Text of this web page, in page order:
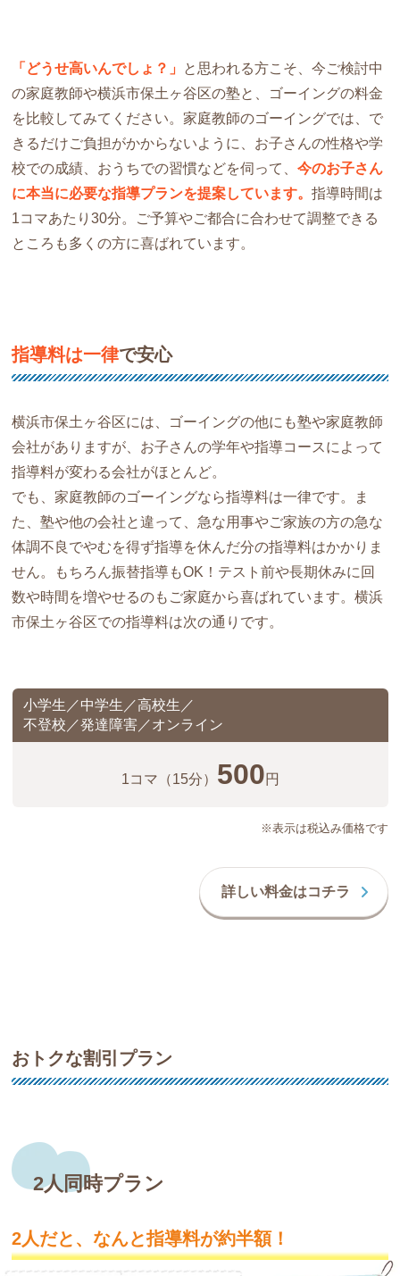
「どうせ高いんでしょ？」 と思われる方こそ、今ご検討中
の家庭教師や横浜市保土ヶ谷区の塾と、ゴーイングの料金
を比較してみてください。家庭教師のゴーイングでは、で
きるだけご負担がかからないように、お子さんの性格や学
校での成績、おうちでの習慣などを伺って、今のお子さん
に本当に必要な指導プランを提案しています。指導時間は
1コマあたり30分。ご予算やご都合に合わせて調整できる
ところも多くの方に喜ばれています。
指導料は一律で安心
横浜市保土ヶ谷区には、ゴーイングの他にも塾や家庭教師
会社がありますが、お子さんの学年や指導コースによって
指導料が変わる会社がほとんど。
でも、家庭教師のゴーイングなら指導料は一律です。ま
た、塾や他の会社と違って、急な用事やご家族の方の急な
体調不良でやむを得ず指導を休んだ分の指導料はかかりま
せん。もちろん振替指導もOK！テスト前や長期休みに回
数や時間を増やせるのもご家庭から喜ばれています。横浜
市保土ヶ谷区での指導料は次の通りです。
※表示は税込み価格です
小学生／中学生／高校生／
不登校／発達障害／オンライン
1コマ （15分） 500 円
詳しい料金はコチラ
おトクな割引プラン
2人同時プラン
2人だと、なんと指導料が約半額！